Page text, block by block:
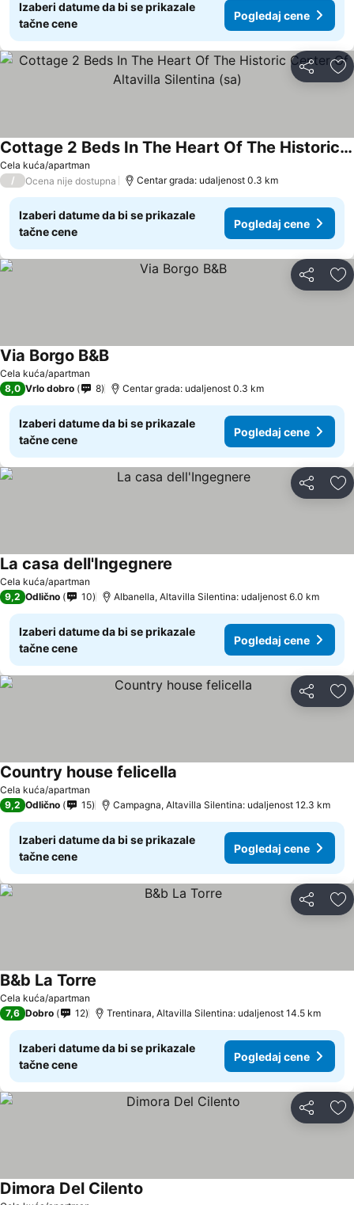
Izaberi datume da bi se prikazale
tačne cene
Pogledaj cene
Deli
Cela kuća/apartman
Cottage 2 Beds In The Heart Of The Historic Center Of Altavilla Silentina (sa)
/ Ocena nije dostupna Centar grada: udaljenost 0.3 km
Izaberi datume da bi se prikazale
tačne cene
Pogledaj cene
Deli
Cela kuća/apartman
Via Borgo B&B
8,0 Vrlo dobro 8 Centar grada: udaljenost 0.3 km
Izaberi datume da bi se prikazale
tačne cene
Pogledaj cene
Deli
Cela kuća/apartman
La casa dell'Ingegnere
9,2 Odlično 10 Albanella, Altavilla Silentina: udaljenost 6.0 km
Izaberi datume da bi se prikazale
tačne cene
Pogledaj cene
Deli
Cela kuća/apartman
Country house felicella
9,2 Odlično 15 Campagna, Altavilla Silentina: udaljenost 12.3 km
Izaberi datume da bi se prikazale
tačne cene
Pogledaj cene
Deli
Cela kuća/apartman
B&b La Torre
7,6 Dobro 12 Trentinara, Altavilla Silentina: udaljenost 14.5 km
Izaberi datume da bi se prikazale
tačne cene
Pogledaj cene
Deli
Dimora Del Cilento